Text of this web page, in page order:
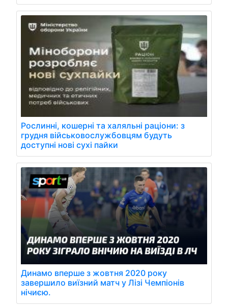
Рослинні, кошерні та халяльні раціони: з
грудня військовослужбовцям будуть
доступні нові сухі пайки
Динамо вперше з жовтня 2020 року
завершило виїзний матч у Лізі Чемпіонів
нічиєю.